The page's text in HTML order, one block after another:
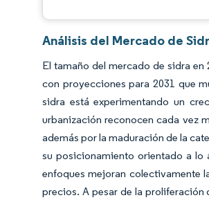
Análisis del Mercado de
El tamaño del mercado de sidra en
con proyecciones para 2031 que
sidra está experimentando un
urbanización reconocen cada vez
además por la maduración de la
su posicionamiento orientado a lo
enfoques mejoran colectivamente
precios. A pesar de la